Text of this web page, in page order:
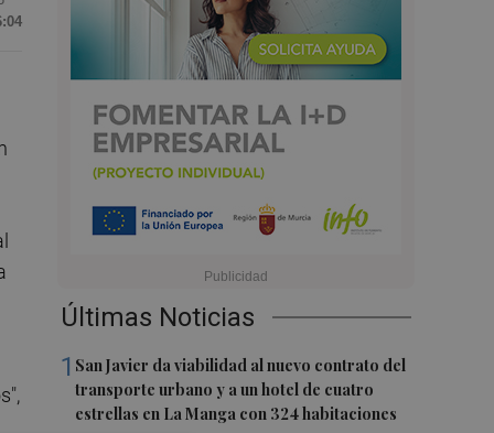
Últimas Noticias
1 San Javier da viabilidad al nuevo contrato del
transporte urbano y a un hotel de cuatro
estrellas en La Manga con 324 habitaciones